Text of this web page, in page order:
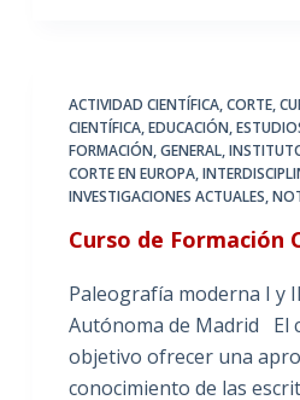
ACTIVIDAD CIENTÍFICA,CORTE,
CIENTÍFICA,EDUCACIÓN,
FORMACIÓN,GENERAL,
CORTE EN EUROPA,
INVESTIGACIONES ACTUALES,
Curso de Formación
Paleografía moderna I y
Autónoma de Madrid El
objetivo ofrecer una
conocimiento de las